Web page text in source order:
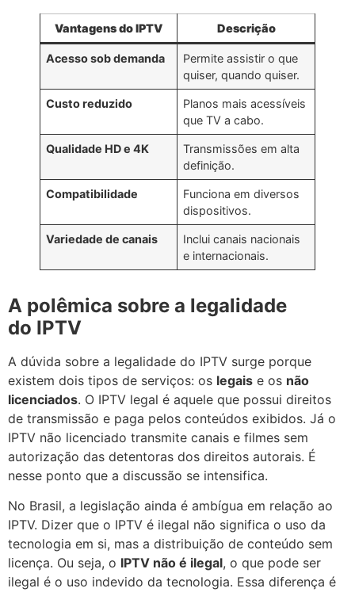
Vantagens do IPTV Descrição
Acesso sob demanda
Permite assistir o que
quiser, quando quiser.
Custo reduzido
Planos mais acessíveis
que TV a cabo.
Qualidade HD e 4K
Transmissões em alta
definição.
Compatibilidade
Funciona em diversos
dispositivos.
Variedade de canais
Inclui canais nacionais
e internacionais.
A polêmica sobre a legalidade
do IPTV
A dúvida sobre a legalidade do IPTV surge porque
existem dois tipos de serviços: os legais e os não
licenciados. O IPTV legal é aquele que possui direitos
de transmissão e paga pelos conteúdos exibidos. Já o
IPTV não licenciado transmite canais e filmes sem
autorização das detentoras dos direitos autorais. É
nesse ponto que a discussão se intensifica.
No Brasil, a legislação ainda é ambígua em relação ao
IPTV. Dizer que o IPTV é ilegal não significa o uso da
tecnologia em si, mas a distribuição de conteúdo sem
licença. Ou seja, o IPTV não é ilegal, o que pode ser
ilegal é o uso indevido da tecnologia. Essa diferença é